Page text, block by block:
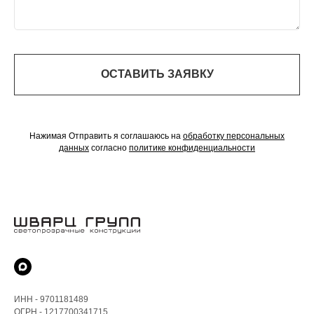
ОСТАВИТЬ ЗАЯВКУ
Нажимая Отправить я соглашаюсь на обработку персональных
данных согласно политике конфиденциальности
ИНН - 9701181489
ОГРН - 1217700341715